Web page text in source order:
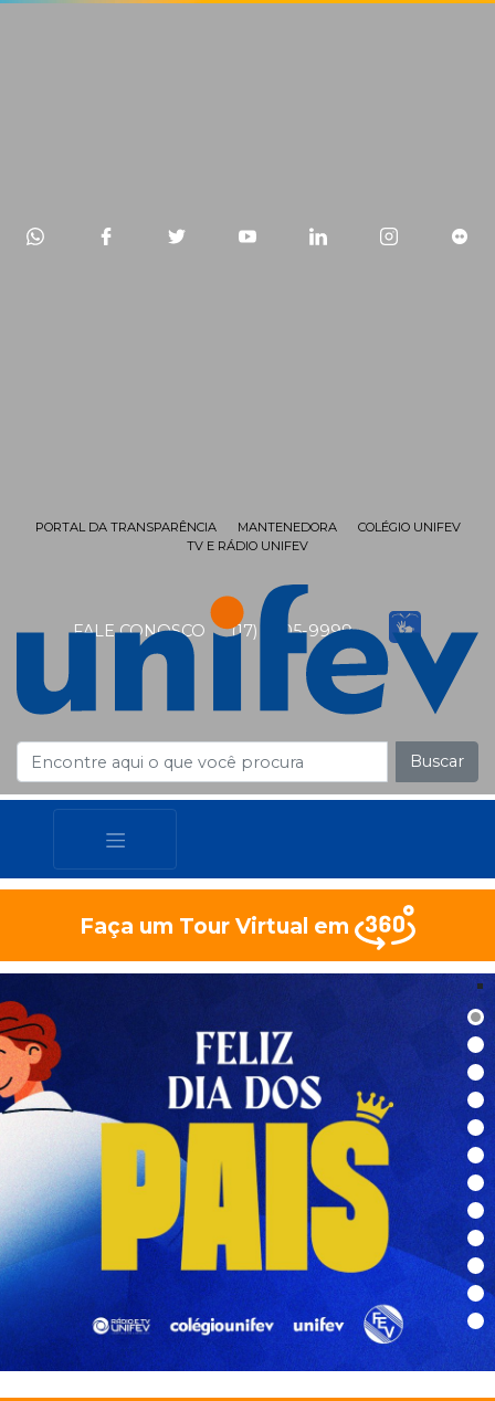
FALE CONOSCO (17) 3405-9999
PORTAL DA TRANSPARÊNCIA MANTENEDORA
COLÉGIO UNIFEV
TV E RÁDIO UNIFEV
Buscar
Faça um Tour Virtual em